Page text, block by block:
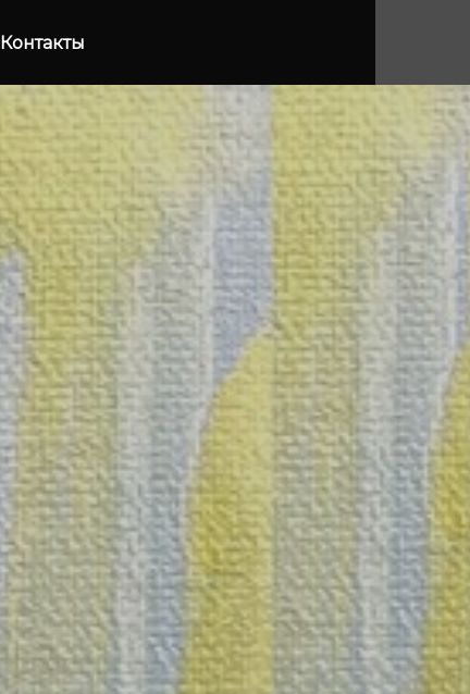
Контакты